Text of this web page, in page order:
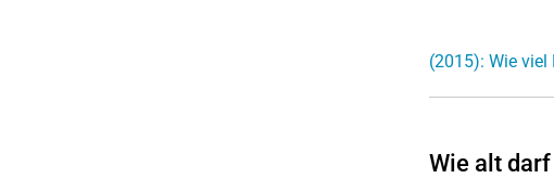
(2015): Wie
Wie alt